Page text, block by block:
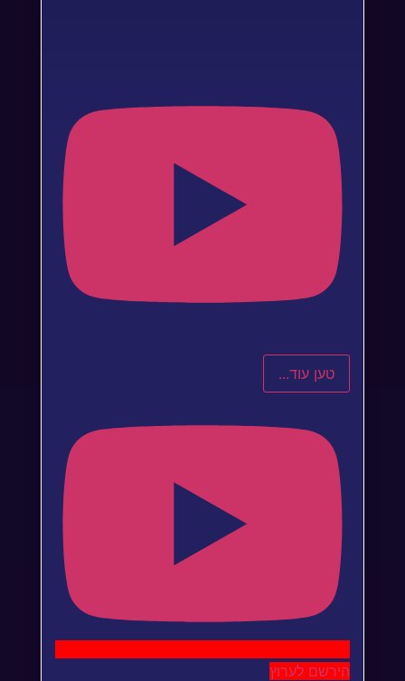
טען עוד...
הירשם לערוץ